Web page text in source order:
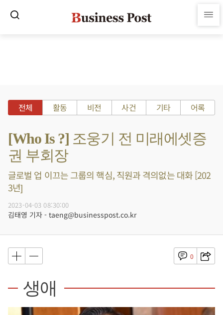
전체 활동 비전 사건 기타 어록
[Who Is ?] 조웅기 전 미래에셋증
권 부회장
글로벌 업 이끄는 그룹의 핵심, 직원과 격의없는 대화 [202
3년]
2023-04-03 08:30:00
김태영 기자 - taeng@businesspost.co.kr
0
생애